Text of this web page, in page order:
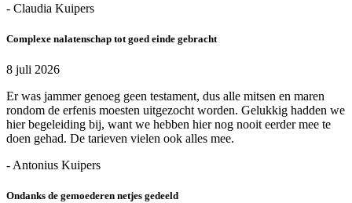
- Claudia Kuipers
Complexe nalatenschap tot goed einde gebracht
8 juli 2026
Er was jammer genoeg geen testament, dus alle mitsen en maren
rondom de erfenis moesten uitgezocht worden. Gelukkig hadden we
hier begeleiding bij, want we hebben hier nog nooit eerder mee te
doen gehad. De tarieven vielen ook alles mee.
- Antonius Kuipers
Ondanks de gemoederen netjes gedeeld